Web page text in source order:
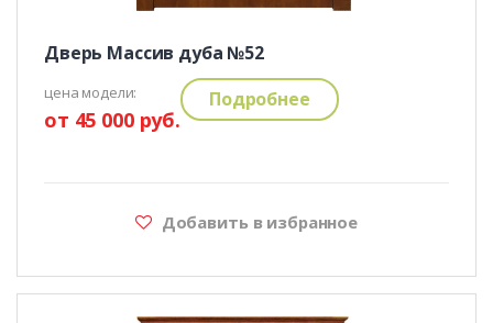
Дверь Массив дуба №52
цена модели:
от 45 000 руб.
Подробнее
Добавить в избранное